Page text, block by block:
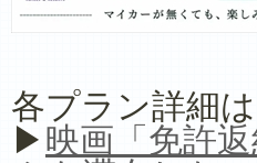
各プラン詳細
▶ 映画「免許